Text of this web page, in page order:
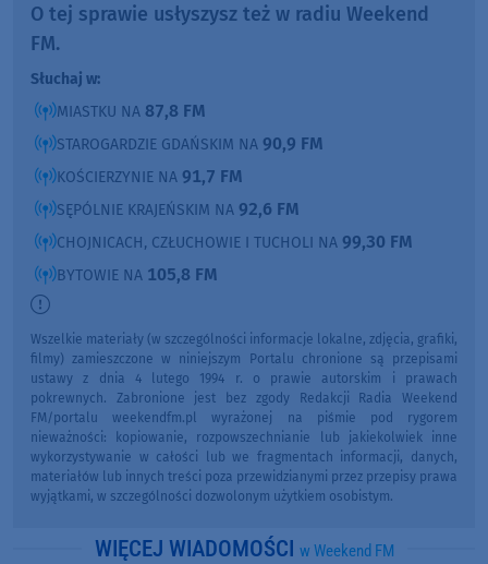
O tej sprawie usłyszysz też w radiu Weekend
FM.
Słuchaj w:
MIASTKU NA 87,8 FM
STAROGARDZIE GDAŃSKIM NA 90,9 FM
KOŚCIERZYNIE NA 91,7 FM
SĘPÓLNIE KRAJEŃSKIM NA 92,6 FM
CHOJNICACH, CZŁUCHOWIE I TUCHOLI NA 99,30 FM
BYTOWIE NA 105,8 FM
Wszelkie materiały (w szczególności informacje lokalne, zdjęcia, grafiki,
filmy) zamieszczone w niniejszym Portalu chronione są przepisami
ustawy z dnia 4 lutego 1994 r. o prawie autorskim i prawach
pokrewnych. Zabronione jest bez zgody Redakcji Radia Weekend
FM/portalu weekendfm.pl wyrażonej na piśmie pod rygorem
nieważności: kopiowanie, rozpowszechnianie lub jakiekolwiek inne
wykorzystywanie w całości lub we fragmentach informacji, danych,
materiałów lub innych treści poza przewidzianymi przez przepisy prawa
wyjątkami, w szczególności dozwolonym użytkiem osobistym.
WIĘCEJ WIADOMOŚCI w Weekend FM